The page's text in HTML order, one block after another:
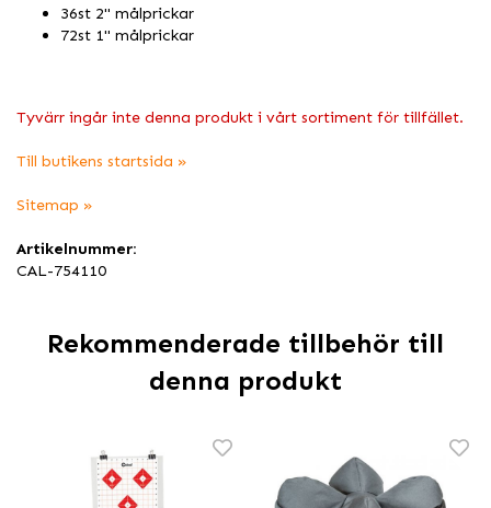
36st 2" målprickar
72st 1" målprickar
Tyvärr ingår inte denna produkt i vårt sortiment för tillfället.
Till butikens startsida »
Sitemap »
Artikelnummer:
CAL-754110
Rekommenderade tillbehör till
denna produkt